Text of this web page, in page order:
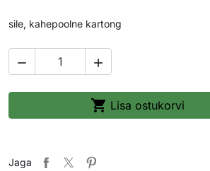
sile, kahepoolne kartong
 
 Lisa ostukorvi
Jaga